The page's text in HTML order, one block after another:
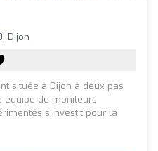
Dijon
située à Dijon à deux pas
équipe de moniteurs
s'investit pour la